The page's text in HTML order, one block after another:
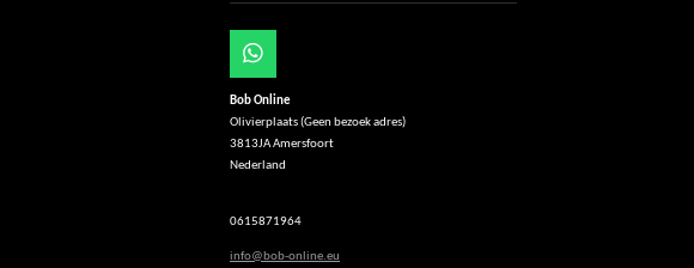
W
h
a
t
s
A
p
Bob Online
Olivierplaats (Geen bezoek adres)
3813JA Amersfoort
Nederland
0615871964
info@bob-online.eu